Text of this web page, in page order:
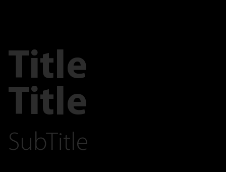
Title
Title
SubTitle